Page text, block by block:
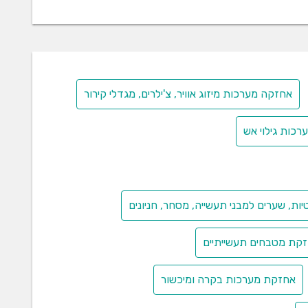
ידי מעבדה מאושרת. הבדיקות נערכות במבנים
בארץ, כדוגמת מכון התקנים, מעבדות סיסטם ומעבדות
או קבילה, עלולים לגרום לאירוע בטיחות קשה.
בתחום עבודה או פעולה. למשל: חשמל הוא דבר מסוכן,
(מפסקי פחת, כבלים תקינים, מערכות הגנה וכדומה),
מול מכונה עם חלקים מסתובבים, עבודה עם
ניהול סיכונים בחברות רבות על ידי בניית מודלים
אחזקה מערכות מיזוג אוויר, צ'ילרים, מגדלי קירור
גילוי אש
שערים למבני תעשייה, מסחר, חניונים
מטבחים תעשייתיים
אחזקת מערכות בקרה ומיכשור